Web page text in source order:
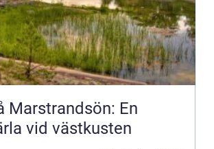
Marstrandsön: En
vid västkusten